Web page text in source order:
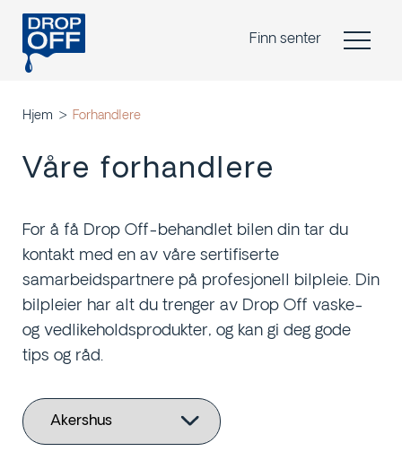
Finn senter
Hjem Forhandlere
Våre forhandlere
For å få Drop Off-behandlet bilen din tar du
kontakt med en av våre sertifiserte
samarbeidspartnere på profesjonell bilpleie. Din
bilpleier har alt du trenger av Drop Off vaske-
og vedlikeholdsprodukter, og kan gi deg gode
tips og råd.